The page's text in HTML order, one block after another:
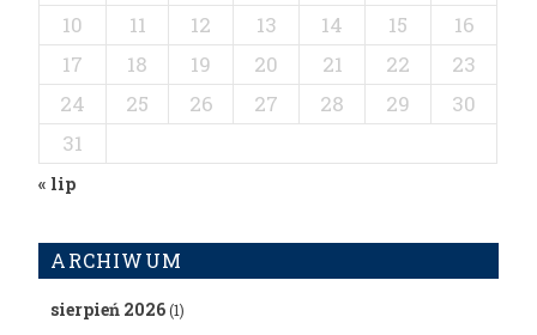
10
11 12 13 14 15
16
17
18 19 20 21 22
23
24
25 26 27 28 29
30
31
« lip
ARCHIWUM
sierpień 2026(1)